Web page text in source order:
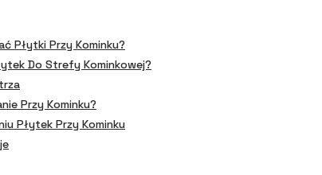
Płytki Przy Kominku?
Do Strefy Kominkowej?
Przy Kominku?
Płytek Przy Kominku